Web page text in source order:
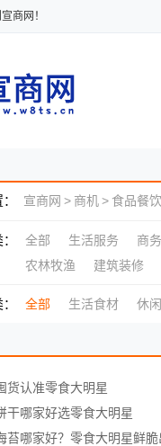
商网！
宣商网 > 商机> 食品餐饮
全部 生活服务 商
农林牧渔
建筑装修
全部 生活食材 休
货认准零食大明星
干哪家好选零食大明星
苔哪家好？零食大明星鲜脆